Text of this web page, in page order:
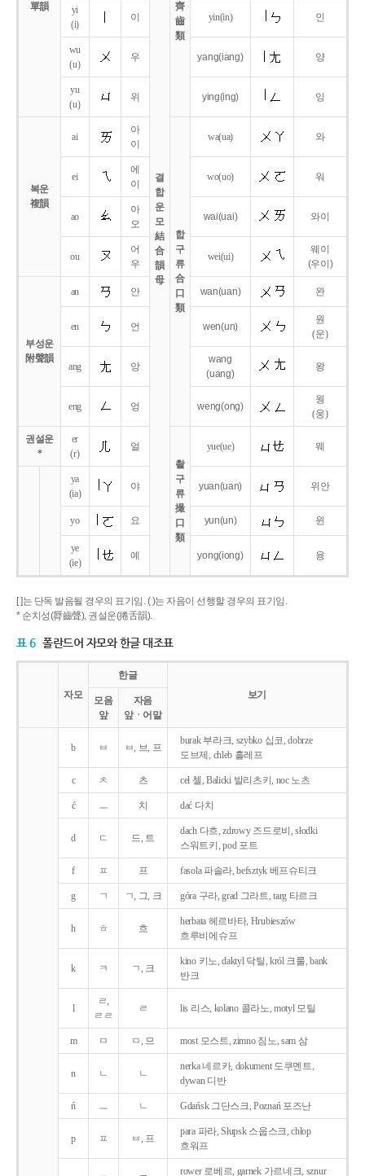
單韻
결
합
운
모
結
合
韻
母
齊
齒
類
yi
(i)
이 yin(in) 인
wu
(u)
우 yang(iang) 양
yu
(u)
위 ying(ing) 잉
복운
複韻
ai
아
이
합
구
류
合
口
類
wa(ua) 와
ei
에
이
wo(uo) 워
ao
아
오
wai(uai) 와이
ou
어
우
wei(ui)
웨이
(우이)
부성운
附聲韻
an 안 wan(uan) 완
en 언 wen(un)
원
(운)
ang 앙
wang
(uang)
왕
eng 엉 weng(ong)
웡
(웅)
권설운
*
er
(r)
얼
촬
구
류
撮
口
類
yue(ue) 웨
ya
(ia)
야 yuan(uan) 위안
yo 요 yun(un) 윈
ye
(ie)
예 yong(iong) 융
[ ]는 단독 발음될 경우의 표기임. ( )는 자음이 선행할 경우의 표기임.
* 순치성(脣齒聲), 권설운(捲舌韻).
표 6 폴란드어 자모와 한글 대조표
자모
한글
보기
모음
앞
자음
앞ㆍ어말
b ㅂ ㅂ, 브, 프
burak 부라크, szybko 십코, dobrze
도브제, chleb 흘레프
c ㅊ 츠 cel 첼, Balicki 발리츠키, noc 노츠
ć ㅡ 치 dać 다치
d ㄷ 드, 트
dach 다흐, zdrowy 즈드로비, słodki
스워트키, pod 포트
f ㅍ 프 fasola 파솔라, befsztyk 베프슈티크
g ㄱ ㄱ, 그, 크 góra 구라, grad 그라트, targ 타르크
h ㅎ 흐
herbata 헤르바타, Hrubieszów
흐루비에슈프
k ㅋ ㄱ, 크
kino 키노, daktyl 닥틸, król 크룰, bank
반크
l
ㄹ,
ㄹㄹ
ㄹ lis 리스, kolano 콜라노, motyl 모틸
m ㅁ ㅁ, 므 most 모스트, zimno 짐노, sam 삼
n ㄴ ㄴ
nerka 네르카, dokument 도쿠멘트,
dywan 디반
ń ㅡ ㄴ Gdańsk 그단스크, Poznań 포즈난
p ㅍ ㅂ, 프
para 파라, Słupsk 스웁스크, chłop
흐워프
rower 로베르, garnek 가르네크, sznur